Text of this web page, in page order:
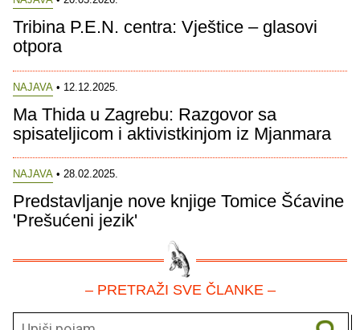
Tribina P.E.N. centra: Vještice – glasovi
otpora
NAJAVA • 12.12.2025.
Ma Thida u Zagrebu: Razgovor sa
spisateljicom i aktivistkinjom iz Mjanmara
NAJAVA • 28.02.2025.
Predstavljanje nove knjige Tomice Šćavine
'Prešućeni jezik'
– PRETRAŽI SVE ČLANKE –